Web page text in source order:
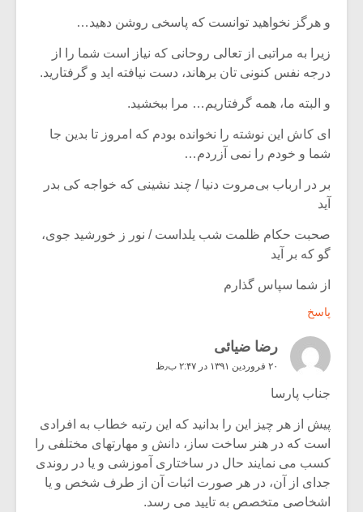
و هرگز نخواهید توانست که پاسخی روشن دهید…
زیرا به مراتبی از تعالی روحانی که نیاز است شما را از
درجه نفس کنونی تان برهاند، دست نیافته اید و گرفتارید.
و البته ما، همه گرفتاریم… مرا ببخشید.
ای کاش این نوشته را نخوانده بودم که امروز تا بدین جا
شما و خودم را نمی آزردم…
بر در ارباب بی‌مروت دنیا / چند نشینی که خواجه کی بدر
آید
صحبت حکام ظلمت شب یلداست / نور ز خورشید جوی،
گو که بر آید
از شما سپاس گذارم
پاسخ
رضا ضیائی
۲۰ فروردین ۱۳۹۱ در ۲:۴۷ ب٫ظ
جناب پارسا
پیش از هر چیز این را بدانید که این رتبه خطاب به افرادی
است که در هنر ساخت ساز، دانش و مهارتهای مختلفی را
کسب می نمایند حال در ساختاری آموزشی و یا در روندی
جدای از آن، در هر صورت اثبات آن از طرف شخص و یا
اشخاصی متخصص به تایید می رسد.